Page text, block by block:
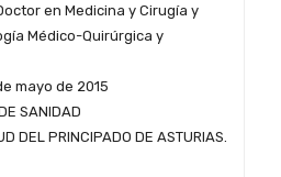
en Medicina y Cirugía y
Médico-Quirúrgica y
mayo de 2015
SANIDAD
DEL PRINCIPADO DE ASTURIAS.